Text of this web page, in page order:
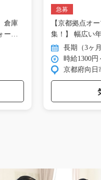
倉庫
ー
作業/g06_00283
急募
【京都拠点オ
集！】 幅
長期（3ヶ
時給1300円
京都府向日